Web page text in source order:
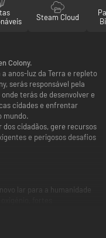
Steam Cloud
Colony.
anos-luz da Terra e repleto
serás responsável pela
terás de desenvolver e
cidades e enfrentar
mundo.
cidadãos, gere recursos
e perigosos desafios
novo lar para a humanidade
demónios de poeira,
de geiseres
Explora vários tipos de